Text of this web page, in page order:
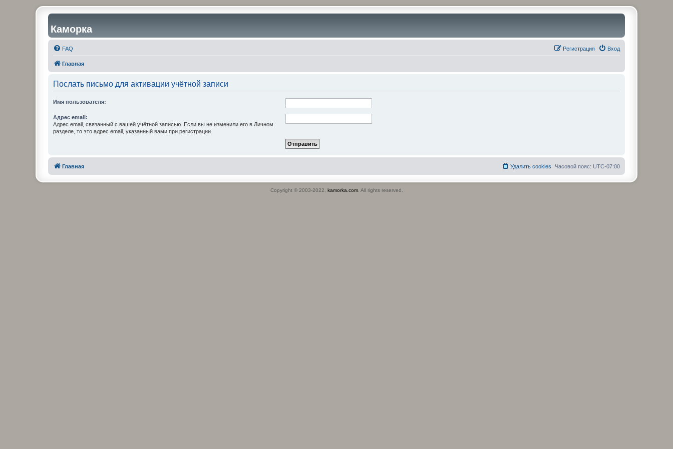
Каморка
FAQ Вход
Регистрация
Главная
Послать письмо для активации учётной записи
Имя пользователя:
Адрес email:
Адрес email, связанный с вашей учётной записью. Если вы не изменили его в Личном
разделе, то это адрес email, указанный вами при регистрации.
Главная Часовой пояс: UTC-07:00
Удалить cookies
Copyright © 2003-2022, kamorka.com. All rights reserved.